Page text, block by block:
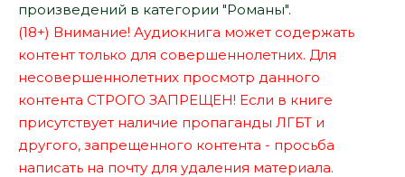
произведений в категории "Романы".
(18+) Внимание! Аудиокнига может содержать
контент только для совершеннолетних. Для
несовершеннолетних просмотр данного
контента СТРОГО ЗАПРЕЩЕН! Если в книге
присутствует наличие пропаганды ЛГБТ и
другого, запрещенного контента - просьба
написать на почту для удаления материала.